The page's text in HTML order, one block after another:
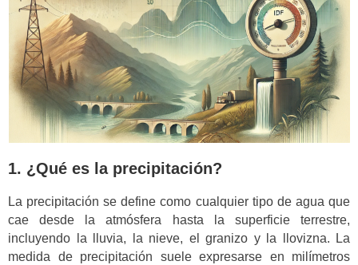
1. ¿Qué es la precipitación?
La precipitación se define como cualquier tipo de agua que
cae desde la atmósfera hasta la superficie terrestre,
incluyendo la lluvia, la nieve, el granizo y la llovizna. La
medida de precipitación suele expresarse en milímetros